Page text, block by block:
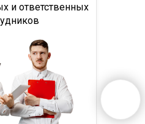
и ответственных